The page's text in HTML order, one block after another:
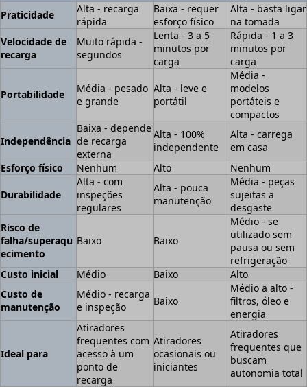
Praticidade
Alta - recarga
rápida
Baixa - requer
esforço físico
Alta - basta ligar
na tomada
Velocidade de
recarga
Muito rápida -
segundos
Lenta - 3 a 5
minutos por
carga
Rápida - 1 a 3
minutos por
carga
Portabilidade
Média - pesado
e grande
Alta - leve e
portátil
Média -
modelos
portáteis e
compactos
Independência
Baixa - depende
de recarga
externa
Alta - 100%
independente
Alta - carrega
em casa
Esforço físico
Nenhum Alto Nenhum
Durabilidade
Alta - com
inspeções
regulares
Alta - pouca
manutenção
Média - peças
sujeitas a
desgaste
Risco de
falha/superaqu
ecimento
Baixo Baixo
Médio - se
utilizado sem
pausa ou sem
refrigeração
Custo inicial
Médio Baixo
Alto
Custo de
manutenção
Médio - recarga
e inspeção
Baixo
Médio a alto -
filtros, óleo e
energia
Ideal para
Atiradores
frequentes com
acesso à um
ponto de
recarga
Atiradores
ocasionais ou
iniciantes
Atiradores
frequentes que
buscam
autonomia total